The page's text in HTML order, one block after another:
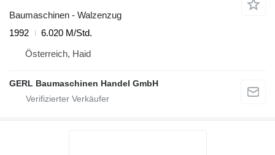
Baumaschinen - Walzenzug
1992
6.020 M/Std.
Österreich, Haid
GERL Baumaschinen Handel GmbH